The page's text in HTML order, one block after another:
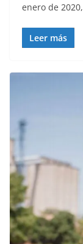
enero de
Leer más